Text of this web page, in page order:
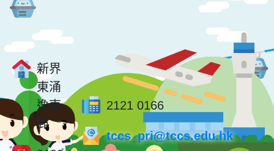
新界
東涌
逸東
邨
2121 0166
tccs_pri@tccs.edu.hk